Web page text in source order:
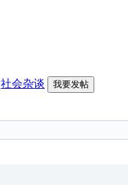
社会杂谈 我要发帖